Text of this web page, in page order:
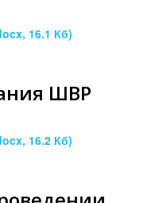
16.1 Кб)
ШВР
16.2 Кб)